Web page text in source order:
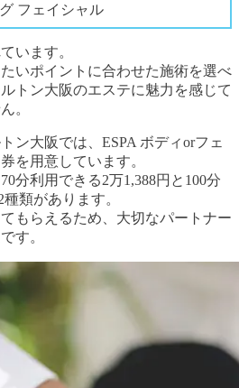
フェイシャル
います。
いポイントに合わせた施術を選べ
トン大阪のエステに魅力を感じて
。
ン大阪では、ESPA ボディorフェ
を用意しています。
分利用できる2万1,388円と100分
類があります。
もらえるため、大切なパートナー
す。